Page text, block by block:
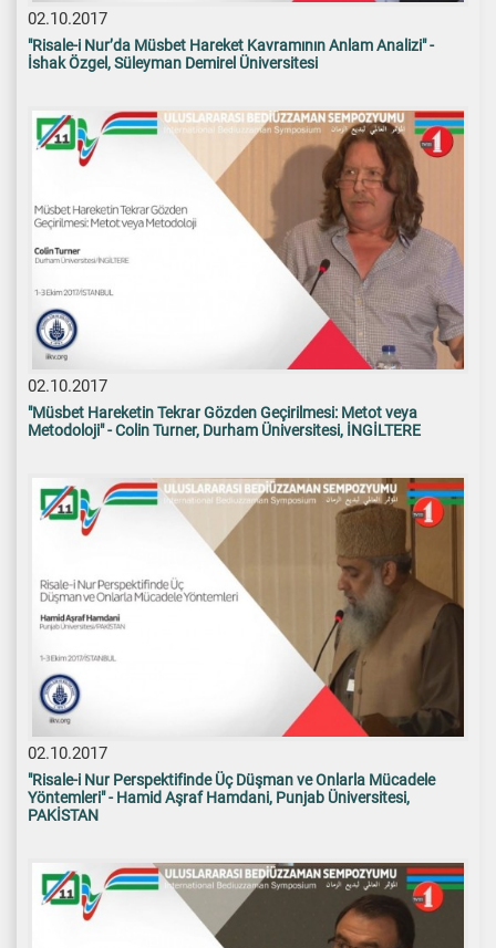
02.10.2017
"Risale-i Nur’da Müsbet Hareket Kavramının Anlam Analizi" -
İshak Özgel, Süleyman Demirel Üniversitesi
02.10.2017
"Müsbet Hareketin Tekrar Gözden Geçirilmesi: Metot veya
Metodoloji" - Colin Turner, Durham Üniversitesi, İNGİLTERE
02.10.2017
"Risale-i Nur Perspektifinde Üç Düşman ve Onlarla Mücadele
Yöntemleri" - Hamid Aşraf Hamdani, Punjab Üniversitesi,
PAKİSTAN